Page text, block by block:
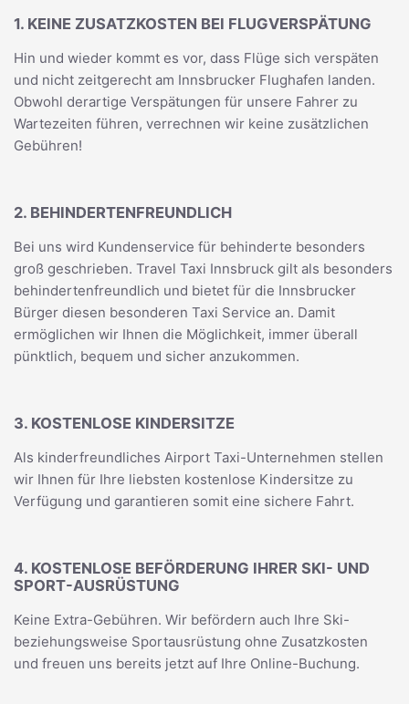
1. KEINE ZUSATZKOSTEN BEI FLUGVERSPÄTUNG
Hin und wieder kommt es vor, dass Flüge sich verspäten
und nicht zeitgerecht am Innsbrucker Flughafen landen.
Obwohl derartige Verspätungen für unsere Fahrer zu
Wartezeiten führen, verrechnen wir keine zusätzlichen
Gebühren!
2. BEHINDERTENFREUNDLICH
Bei uns wird Kundenservice für behinderte besonders
groß geschrieben. Travel Taxi Innsbruck gilt als besonders
behindertenfreundlich und bietet für die Innsbrucker
Bürger diesen besonderen Taxi Service an. Damit
ermöglichen wir Ihnen die Möglichkeit, immer überall
pünktlich, bequem und sicher anzukommen.
3. KOSTENLOSE KINDERSITZE
Als kinderfreundliches Airport Taxi-Unternehmen stellen
wir Ihnen für Ihre liebsten kostenlose Kindersitze zu
Verfügung und garantieren somit eine sichere Fahrt.
4. KOSTENLOSE BEFÖRDERUNG IHRER SKI- UND
SPORT-AUSRÜSTUNG
Keine Extra-Gebühren. Wir befördern auch Ihre Ski-
beziehungsweise Sportausrüstung ohne Zusatzkosten
und freuen uns bereits jetzt auf Ihre Online-Buchung.